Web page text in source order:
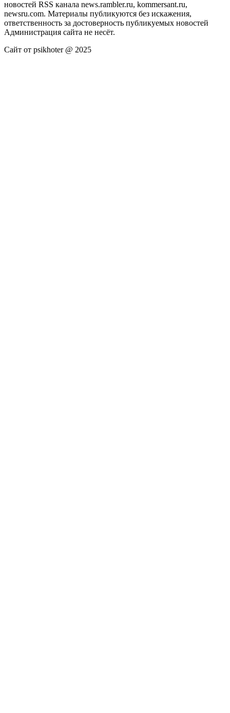
новостей RSS канала news.rambler.ru, kommersant.ru,
newsru.com. Материалы публикуются без искажения,
ответственность за достоверность публикуемых новостей
Администрация сайта не несёт.
Сайт от psikhoter @ 2025